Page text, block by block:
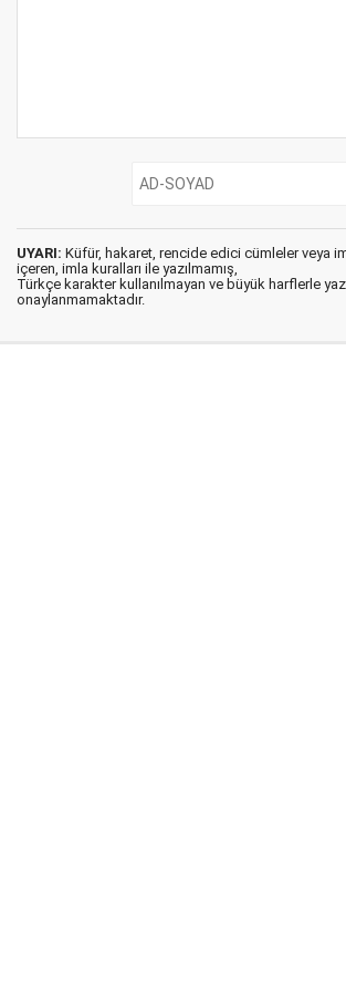
UYARI: Küfür, hakaret, rencide edici cümleler veya
içeren, imla kuralları ile yazılmamış,
Türkçe karakter kullanılmayan ve büyük harflerle
onaylanmamaktadır.